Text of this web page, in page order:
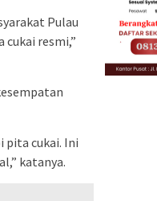
Pulau
resmi,”
pita cukai. Ini
katanya.